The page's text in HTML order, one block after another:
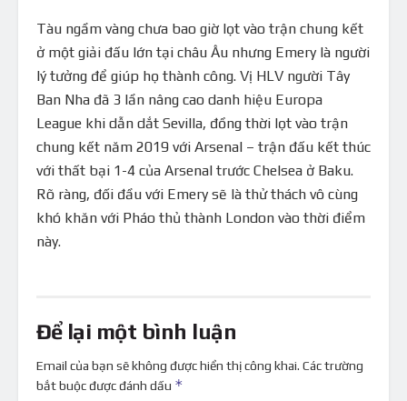
Tàu ngầm vàng chưa bao giờ lọt vào trận chung kết
ở một giải đấu lớn tại châu Âu nhưng Emery là người
lý tưởng để giúp họ thành công. Vị HLV người Tây
Ban Nha đã 3 lần nâng cao danh hiệu Europa
League khi dẫn dắt Sevilla, đồng thời lọt vào trận
chung kết năm 2019 với Arsenal – trận đấu kết thúc
với thất bại 1-4 của Arsenal trước Chelsea ở Baku.
Rõ ràng, đối đầu với Emery sẽ là thử thách vô cùng
khó khăn với Pháo thủ thành London vào thời điểm
này.
Để lại một bình luận
Email của bạn sẽ không được hiển thị công khai. Các trường
bắt buộc được đánh dấu *